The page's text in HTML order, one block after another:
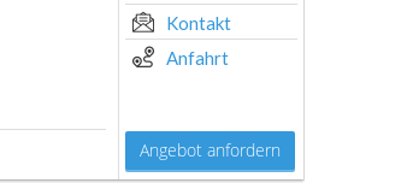
Kontakt
Anfahrt
Angebot anfordern